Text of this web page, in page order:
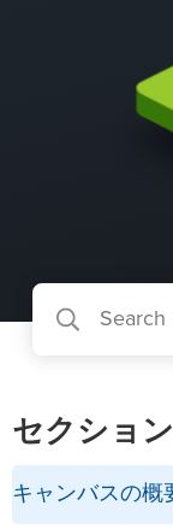
セクショ
キャンバスの概